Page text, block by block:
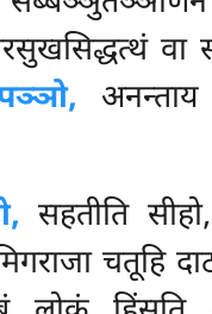
वा
अनन्ताय
सहतीति
चतूहि